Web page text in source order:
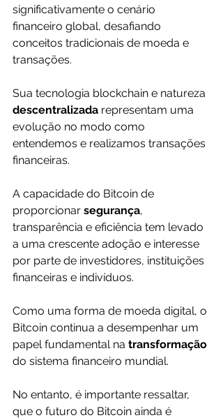
significativamente o cenário
financeiro global, desafiando
conceitos tradicionais de moeda e
transações.
Sua tecnologia blockchain e natureza
descentralizada representam uma
evolução no modo como
entendemos e realizamos transações
financeiras.
A capacidade do Bitcoin de
proporcionar segurança,
transparência e eficiência tem levado
a uma crescente adoção e interesse
por parte de investidores, instituições
financeiras e indivíduos.
Como uma forma de moeda digital, o
Bitcoin continua a desempenhar um
papel fundamental na transformação
do sistema financeiro mundial.
No entanto, é importante ressaltar,
que o futuro do Bitcoin ainda é